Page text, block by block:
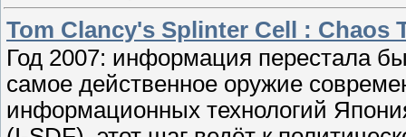
Tom Clancy's Splinter Cell : Chaos
Год 2007: информация перестала
самое действенное оружие
информационных технологий